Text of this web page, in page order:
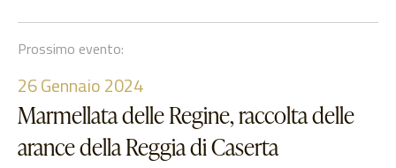
Prossimo evento:
26Gennaio 2024
Marmellata delle Regine, raccolta delle
arance della Reggia di Caserta